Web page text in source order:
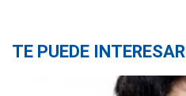
TE PUEDE INTERESAR